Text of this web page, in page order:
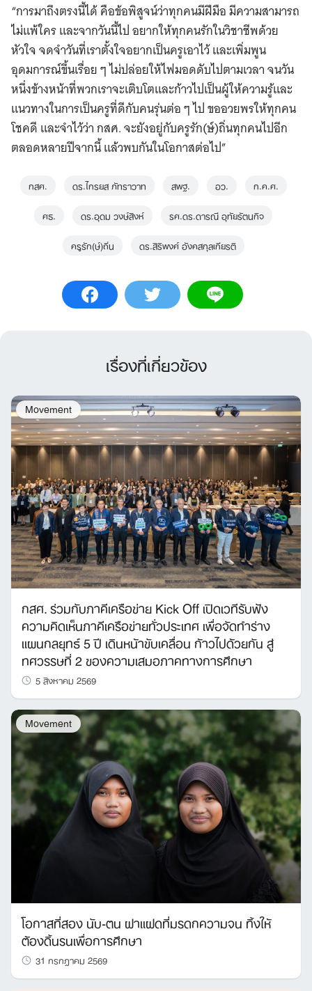
“การมาถึงตรงนี้ได้ คือข้อพิสูจน์ว่าทุกคนมีฝีมือ มีความสามารถ
ไม่แพ้ใคร และจากวันนี้ไป อยากให้ทุกคนรักในวิชาชีพด้วย
หัวใจ จดจำวันที่เราตั้งใจอยากเป็นครูเอาไว้ และเพิ่มพูน
อุดมการณ์ขึ้นเรื่อย ๆ ไม่ปล่อยให้ไฟมอดดับไปตามเวลา จนวัน
หนึ่งข้างหน้าที่พวกเราจะเติบโตและก้าวไปเป็นผู้ให้ความรู้และ
แนวทางในการเป็นครูที่ดีกับคนรุ่นต่อ ๆ ไป ขออวยพรให้ทุกคน
โชคดี และจำไว้ว่า กสศ. จะยังอยู่กับครูรัก(ษ์)ถิ่นทุกคนไปอีก
ตลอดหลายปีจากนี้ แล้วพบกันในโอกาสต่อไป”
กสศ. ดร.ไกรยส ภัทราวาท สพฐ. อว.
ก.ค.ศ.
ศธ.
ดร.อุดม วงษ์สิงห์
รศ.ดร.ดารณี อุทัยรัตนกิจ
ครูรัก(ษ์)ถิ่น
ดร.สิริพงศ์ อังคสกุลเกียรติ
เรื่องที่เกี่ยวข้อง
Movement
กสศ. ร่วมกับภาคีเครือข่าย Kick Off เปิดเวทีรับฟัง
ความคิดเห็นภาคีเครือข่ายทั่วประเทศ เพื่อจัดทำร่าง
แผนกลยุทธ์ 5 ปี เดินหน้าขับเคลื่อน ก้าวไปด้วยกัน สู่
ทศวรรษที่ 2 ของความเสมอภาคทางการศึกษา
5 สิงหาคม 2569
Movement
โอกาสที่สอง นับ-ตน ฝาแฝดที่มรดกความจน ทิ้งให้
ต้องดิ้นรนเพื่อการศึกษา
31 กรกฎาคม 2569